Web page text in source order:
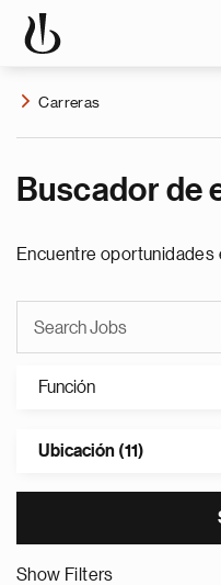
Carreras
Buscador de
Encuentre oportunidades
Función
Ubicación (11)
Show Filters